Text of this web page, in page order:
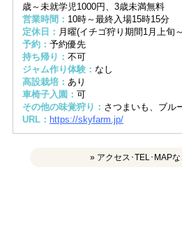
歳～未就学児1000円、3歳未満無料
営業時間： 10時～最終入場15時15分
定休日： 月曜(イチゴ狩り期間1月上旬
予約： 予約優先
持ち帰り： 不可
ジャム作り体験： なし
高設栽培： あり
車椅子入園： 可
その他の味覚狩り： さつまいも、ブル
URL： https://skyfarm.jp/
» アクセス･TEL･MAP